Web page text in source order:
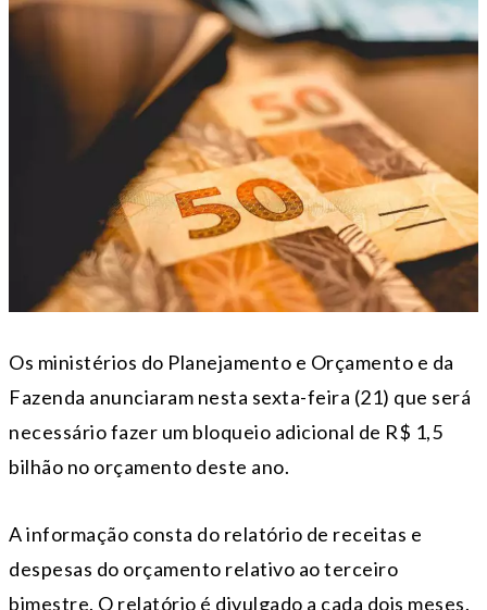
Os ministérios do Planejamento e Orçamento e da
Fazenda anunciaram nesta sexta-feira (21) que será
necessário fazer um bloqueio adicional de R$ 1,5
bilhão no orçamento deste ano.
A informação consta do relatório de receitas e
despesas do orçamento relativo ao terceiro
bimestre. O relatório é divulgado a cada dois meses.